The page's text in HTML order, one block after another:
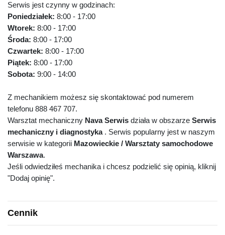
Serwis jest czynny w godzinach:
Poniedziałek: 8:00 - 17:00
Wtorek: 8:00 - 17:00
Środa: 8:00 - 17:00
Czwartek: 8:00 - 17:00
Piątek: 8:00 - 17:00
Sobota: 9:00 - 14:00
Z mechanikiem możesz się skontaktować pod numerem
telefonu 888 467 707.
Warsztat mechaniczny Nava Serwis działa w obszarze Serwis
mechaniczny i diagnostyka. Serwis popularny jest w naszym
serwisie w kategorii Mazowieckie / Warsztaty samochodowe
Warszawa.
Jeśli odwiedziłeś mechanika i chcesz podzielić się opinią, kliknij
"Dodaj opinię".
Cennik